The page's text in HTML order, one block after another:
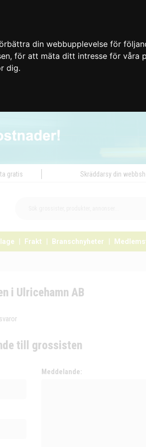
din webbupplevelse för
, för att mäta ditt intresse för våra
dig.
gratis Skräddarsy din
Frakt Branschnyheter
i Ulricehamn AB
till grossisten
Meddelande: